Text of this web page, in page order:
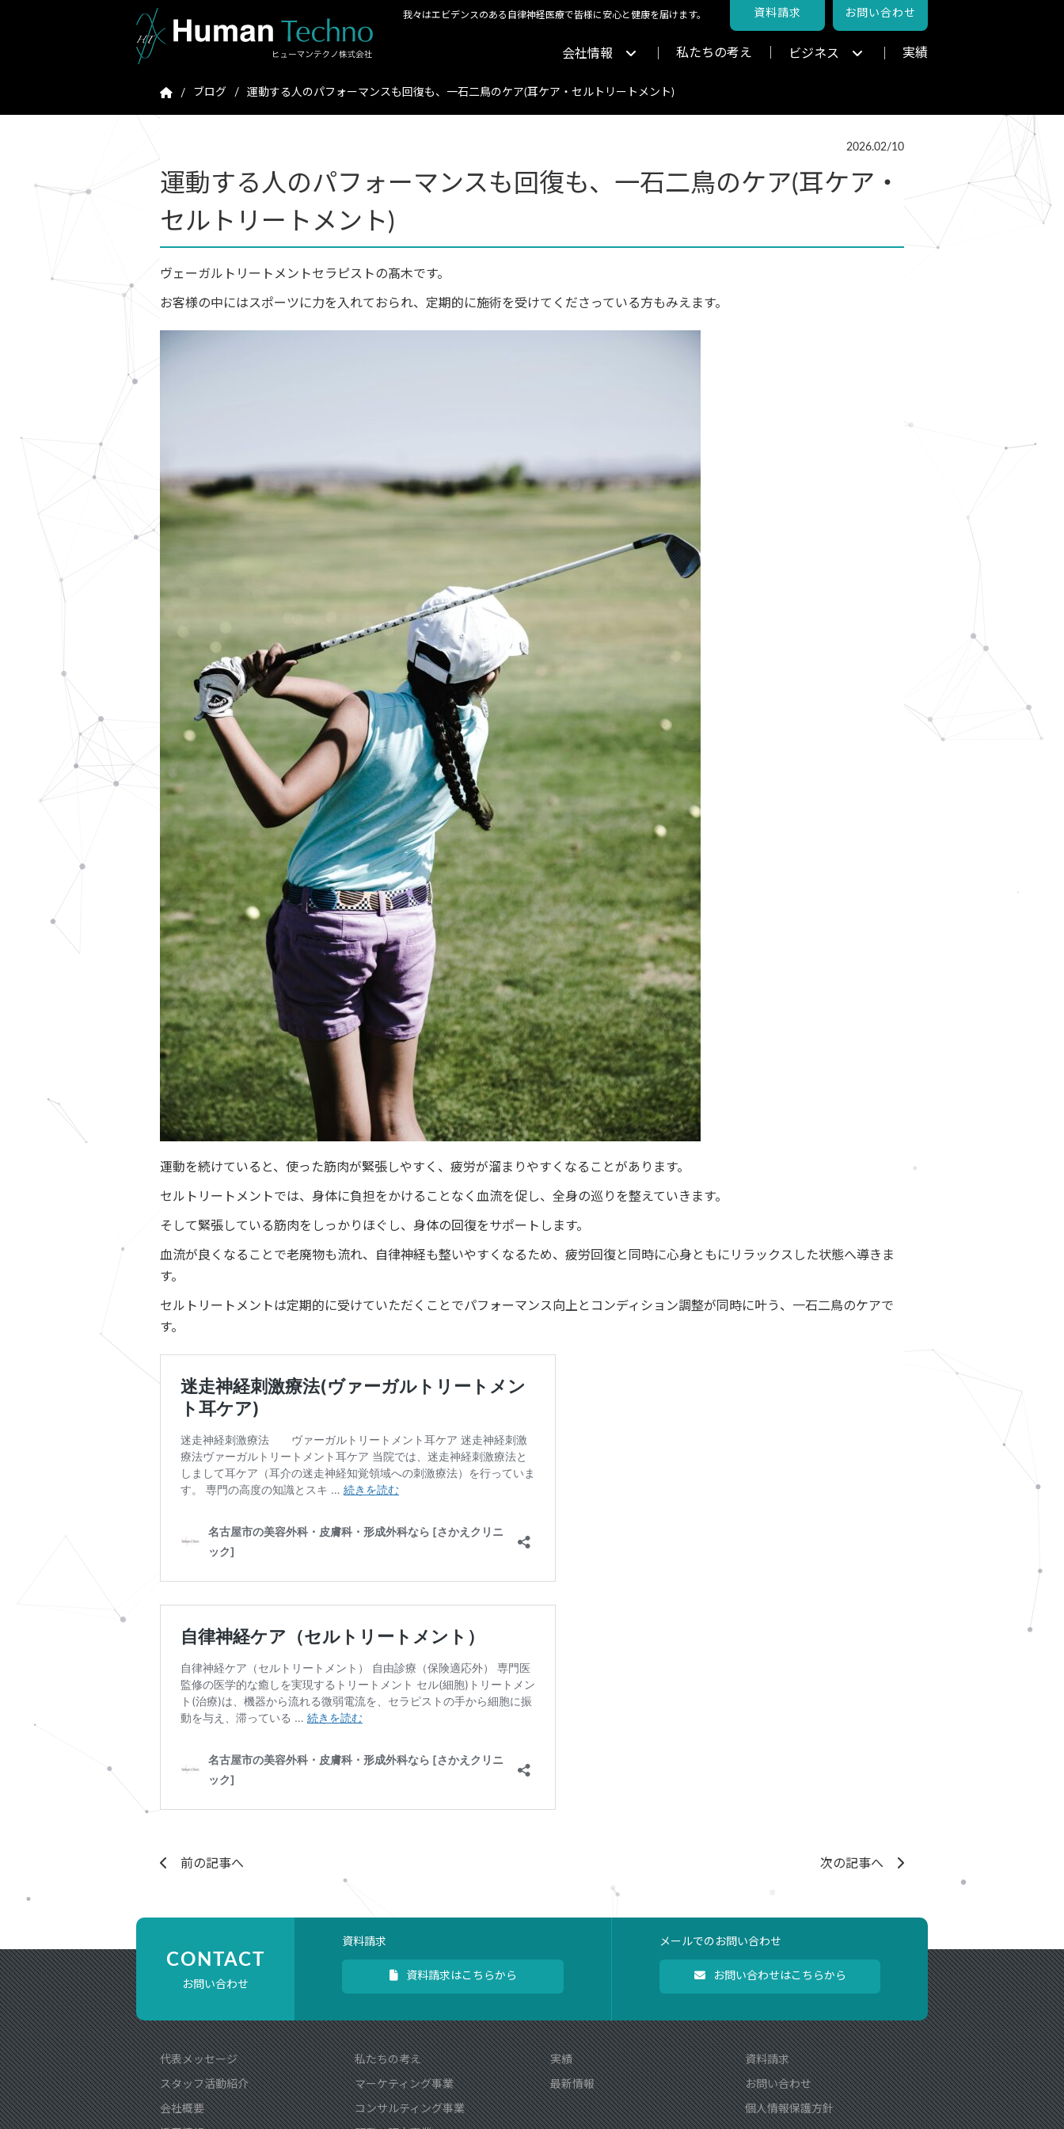
我々はエビデンスのある自律神経医療で皆様に安心と健康を届けます。 資料請求 お問い合わせ
会社情報 私たちの考え ビジネス 実績
ブログ 運動する人のパフォーマンスも回復も、一石二鳥のケア(耳ケア・セルトリートメント)
2026.02/10
運動する人のパフォーマンスも回復も、一石二鳥のケア(耳ケア・
セルトリートメント)
ヴェーガルトリートメントセラピストの髙木です。
お客様の中にはスポーツに力を入れておられ、定期的に施術を受けてくださっている方もみえます。
運動を続けていると、使った筋肉が緊張しやすく、疲労が溜まりやすくなることがあります。
セルトリートメントでは、身体に負担をかけることなく血流を促し、全身の巡りを整えていきます。
そして緊張している筋肉をしっかりほぐし、身体の回復をサポートします。
血流が良くなることで老廃物も流れ、自律神経も整いやすくなるため、疲労回復と同時に心身ともにリラックスした状態へ導きま
す。
セルトリートメントは定期的に受けていただくことでパフォーマンス向上とコンディション調整が同時に叶う、一石二鳥のケアで
す。
前の記事へ 次の記事へ
CONTACT
お問い合わせ
資料請求
資料請求はこちらから
メールでのお問い合わせ
お問い合わせはこちらから
代表メッセージ
スタッフ活動紹介
会社概要
私たちの考え
マーケティング事業
コンサルティング事業
実績
最新情報
資料請求
お問い合わせ
個人情報保護方針